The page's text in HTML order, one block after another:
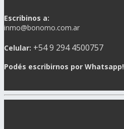
Escribinos a:
inmo@bonomo.com.ar
Celular: +54 9 294 4500757
Podés escribirnos por Whatsapp!